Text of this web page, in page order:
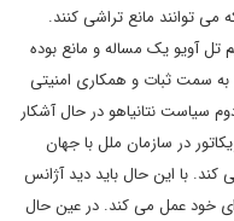
توانند مانع تراشی کنند.
تل آویو یک مساله و مانع بوده
به سمت ثبات و همکاری امنیتی
سیاست نتانیاهو در حال آشکار
در سازمان ملل با جهان
با این حال باید دید آژانس
خود عمل می کند. در عین حال